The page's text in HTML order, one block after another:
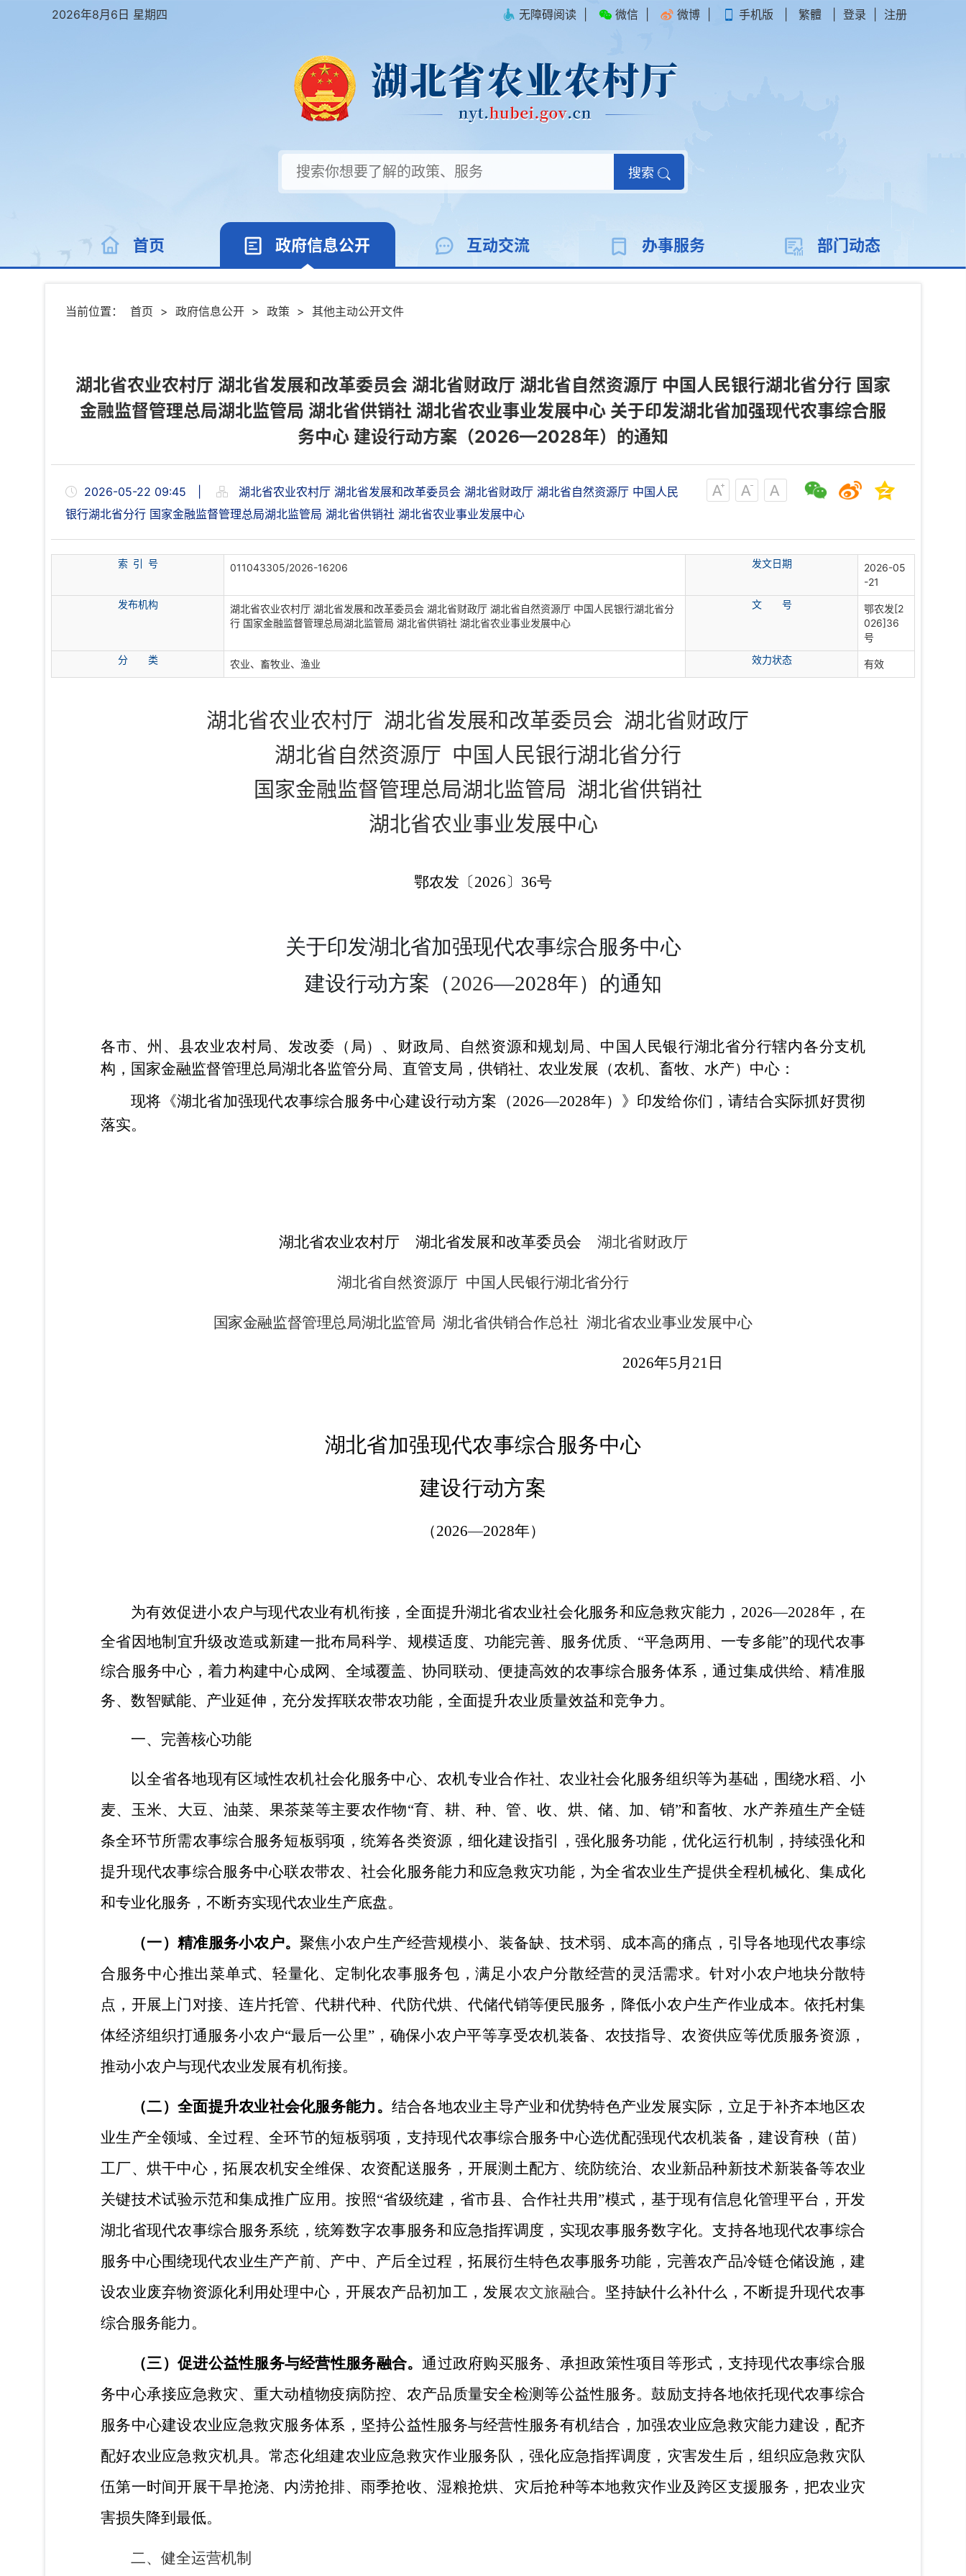
2026年8月6日 星期四 无障碍阅读 微信 微博 手机版 繁體 登录 注册
搜索
首页 政府信息公开 互动交流 办事服务 部门动态
当前位置： 首页 > 政府信息公开 > 政策 > 其他主动公开文件
湖北省农业农村厅 湖北省发展和改革委员会 湖北省财政厅 湖北省自然资源厅 中国人民银行湖北省分行 国家
金融监督管理总局湖北监管局 湖北省供销社 湖北省农业事业发展中心 关于印发湖北省加强现代农事综合服
务中心 建设行动方案（2026—2028年）的通知
2026-05-22 09:45
湖北省农业农村厅 湖北省发展和改革委员会 湖北省财政厅 湖北省自然资源厅 中国人民
银行湖北省分行 国家金融监督管理总局湖北监管局 湖北省供销社 湖北省农业事业发展中心
索 引 号 011043305/2026-16206 发文日期
2026-05
-21
发布机构
湖北省农业农村厅 湖北省发展和改革委员会 湖北省财政厅 湖北省自然资源厅 中国人民银行湖北省分
行 国家金融监督管理总局湖北监管局 湖北省供销社 湖北省农业事业发展中心
文 号
鄂农发[2
026]36
号
分
类 农业、畜牧业、渔业 效力状态 有效
湖北省农业农村厅 湖北省发展和改革委员会 湖北省财政厅
湖北省自然资源厅 中国人民银行湖北省分行
国家金融监督管理总局湖北监管局 湖北省供销社
湖北省农业事业发展中心
鄂农发〔2026〕 36号
关于印发湖北省加强现代农事综合服务中心
建设行动方案（2026—2028年）的通知
各市、州、县农业农村局、发改委（局）、财政局、自然资源和规划局、中国人民银行湖北省分行辖内各分支机
构，国家金融监督管理总局湖北各监管分局、直管支局，供销社、农业发展（农机、畜牧、水产）中心：
现将《湖北省加强现代农事综合服务中心建设行动方案（2026—2028年）》 印发给你们，请结合实际抓好贯彻
落实。
湖北省农业农村厅 湖北省发展和改革委员会 湖北省财政厅
湖北省自然资源厅 中 国人民银行湖北省分行
国家金融监督管理总局湖北监管局湖北省供销合作总社湖北省农业事业发展中心
2026年5月 21 日
湖北省加强现代农事综合服务中心
建设行动方案
（2026—2028年）
为有效促进小农户与现代农业有机衔接，全面提升湖北省农业社会化服务和应急救灾能力， 2026—2028年，在
全省因地制宜升级改造或新建一批布局科学、规模适度、功能完善、服务优质、 “平急两用、一专多能”的现代农事
综合服务中心，着力构建中心成网、全域覆盖、协同联动、便捷高效的农事综合服务体系，通过集成供给、精准服
务、数智赋能、产业延伸，充分发挥联农带农功能，全面提升农业质量效益和竞争力。
一、完善核心功能
以全省各地现有区域性农机社会化服务中心、农机专业合作社、农业社会化服务组织等为基础，围绕水稻、小
麦、玉米、大豆、油菜、果茶菜等主要农作物“育、耕、种、管、收、烘、储、加、销”和畜牧、水产养殖生产全链
条全环节所需农事综合服务短板弱项，统筹各类资源，细化建设指引，强化服务功能，优化运行机制， 持续强化和
提升现代农事综合服务中心联农带农、社会化服务能力和应急救灾功能， 为全省农业生产提供全程机械化、集成化
和专业化服务， 不断夯实现代农业生产底盘。
（一）精准服务小农户。 聚焦小农户生产经营规模小、装备缺、技术弱、成本高的痛点，引导各地现代农事综
合服务中心推出菜单式、轻量化、定制化农事服务包，满足小农户分散经营的灵活需求。针对小农户地块分散特
点，开展上门对接、连片托管、代耕代种、代防代烘、代储代销等便民服务，降低小农户生产作业成本。依托村集
体经济组织打通服务小农户“最后一公里”，确保小农户平等享受农机装备、农技指导、农资供应等优质服务资源，
推动小农户与现代农业发展有机衔接。
（二）全面提升农业社会化服务能力。 结合各地农业主导产业和优势特色产业发展实际，立足于补齐本地区农
业生产全领域、全过程、全环节的短板弱项，支持现代农事综合服务中心选优配强现代农机装备，建设育秧（苗）
工厂、烘干中心，拓展农机安全维保、农资配送服务，开展测土配方、统防统治、农业新品种新技术新装备等农业
关键技术试验示范和集成推广应用。按照“省级统建，省市县、合作社共用”模式，基于现有信息化管理平台，开发
湖北省现代农事综合服务系统，统筹数字农事服务和应急指挥调度，实现农事服务数字化。支持各地现代农事综合
服务中心围绕现代农业生产产前、产中、产后全过程，拓展衍生特色农事服务功能，完善农产品冷链仓储设施，建
设农业废弃物资源化利用处理中心，开展农产品初加工，发展农文旅融合。坚持缺什么补什么，不断提升现代农事
综合服务能力。
（三）促进公益性服务与经营性服务融合。通过政府购买服务、承担政策性项目等形式，支持现代农事综合服
务中心承接应急救灾、重大动植物疫病防控、农产品质量安全检测等公益性服务。鼓励支持各地依托现代农事综合
服务中心建设农业应急救灾服务体系，坚持公益性服务与经营性服务有机结合，加强农业应急救灾能力建设，配齐
配好农业应急救灾机具。常态化组建农业应急救灾作业服务队，强化应急指挥调度，灾害发生后，组织应急救灾队
伍第一时间开展干旱抢浇、内涝抢排、雨季抢收、湿粮抢烘、灾后抢种等本地救灾作业及跨区支援服务，把农业灾
害损失降到最低。
二、健全运营机制